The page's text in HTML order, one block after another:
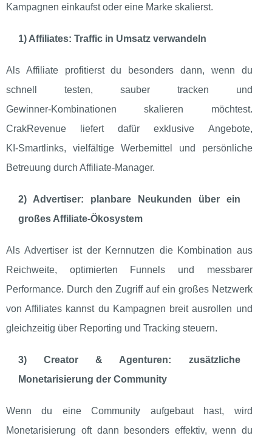
Kampagnen einkaufst oder eine Marke skalierst.
1) Affiliates: Traffic in Umsatz verwandeln
Als Affiliate profitierst du besonders dann, wenn du
schnell testen, sauber tracken und
Gewinner‑Kombinationen skalieren möchtest.
CrakRevenue liefert dafür exklusive Angebote,
KI‑Smartlinks, vielfältige Werbemittel und persönliche
Betreuung durch Affiliate‑Manager.
2) Advertiser: planbare Neukunden über ein
großes Affiliate‑Ökosystem
Als Advertiser ist der Kernnutzen die Kombination aus
Reichweite, optimierten Funnels und messbarer
Performance. Durch den Zugriff auf ein großes Netzwerk
von Affiliates kannst du Kampagnen breit ausrollen und
gleichzeitig über Reporting und Tracking steuern.
3) Creator & Agenturen: zusätzliche
Monetarisierung der Community
Wenn du eine Community aufgebaut hast, wird
Monetarisierung oft dann besonders effektiv, wenn du